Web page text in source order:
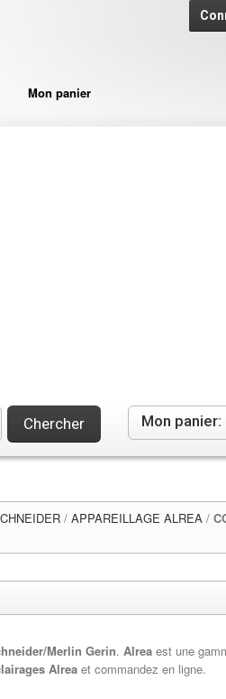
Mon panier
Mon panier:
Chercher
/ APPAREILLAGE ALREA /
Merlin Gerin. Alrea est une
Alrea et commandez en ligne.